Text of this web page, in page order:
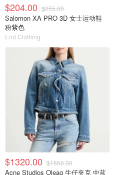
$204.00 $255.00
Salomon XA PRO 3D 女士运动鞋
粉紫色
End Clothing
$1320.00 $1650.00
Acne Studios Oleag 牛仔夹克 中蓝